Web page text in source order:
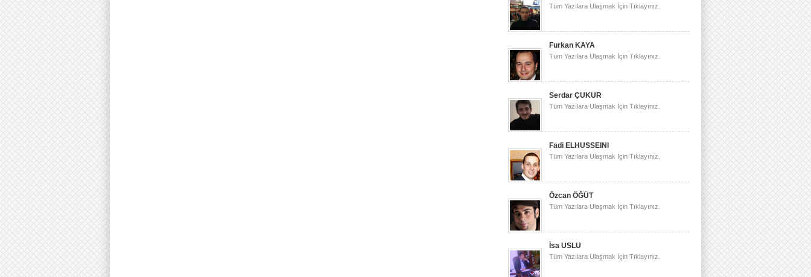
Tüm Yazılara Ulaşmak İçin Tıklayınız.
Furkan KAYA
Tüm Yazılara Ulaşmak İçin Tıklayınız.
Serdar ÇUKUR
Tüm Yazılara Ulaşmak İçin Tıklayınız.
Fadi ELHUSSEINI
Tüm Yazılara Ulaşmak İçin Tıklayınız.
Özcan ÖĞÜT
Tüm Yazılara Ulaşmak İçin Tıklayınız.
İsa USLU
Tüm Yazılara Ulaşmak İçin Tıklayınız.